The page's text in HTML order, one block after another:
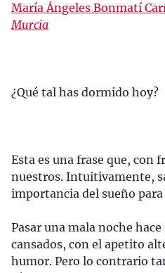
María Ángeles Bonmatí
Murcia
¿Qué tal has dormido hoy?
Esta es una frase que, con
nuestros. Intuitivamente,
importancia del sueño
Pasar una mala noche
cansados, con el apetito
humor. Pero lo contrario